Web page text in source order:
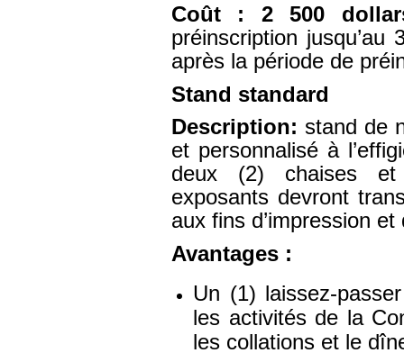
Coût :
2 500
préinscription
après la période de
Stand standard
Description: stand de
et personnalisé à
deux (2) chaises et
exposants devront
aux fins d’impression
Avantages :
Un (1) laissez-
les activités de la
les collations et le